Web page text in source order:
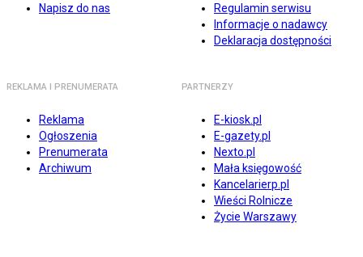
Napisz do nas
Regulamin serwisu
Informacje o nadawcy
Deklaracja dostępności
REKLAMA I PRENUMERATA
Reklama
Ogłoszenia
Prenumerata
Archiwum
PARTNERZY
E-kiosk.pl
E-gazety.pl
Nexto.pl
Mała księgowość
Kancelarierp.pl
Wieści Rolnicze
Życie Warszawy